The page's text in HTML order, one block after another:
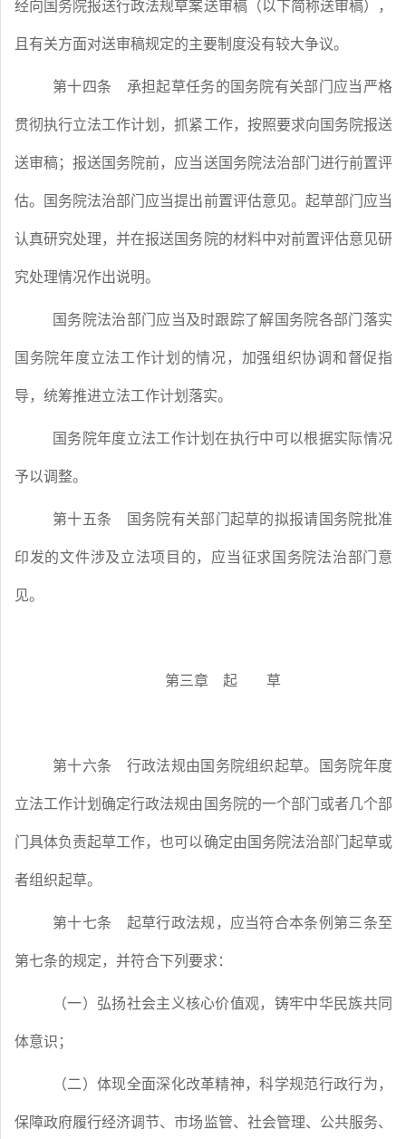
经向国务院报送行政法规草案送审稿（以下简称送审稿），
且有关方面对送审稿规定的主要制度没有较大争议。
第十四条 承担起草任务的国务院有关部门应当严格
贯彻执行立法工作计划，抓紧工作，按照要求向国务院报送
送审稿；报送国务院前，应当送国务院法治部门进行前置评
估。国务院法治部门应当提出前置评估意见。起草部门应当
认真研究处理，并在报送国务院的材料中对前置评估意见研
究处理情况作出说明。
国务院法治部门应当及时跟踪了解国务院各部门落实
国务院年度立法工作计划的情况，加强组织协调和督促指
导，统筹推进立法工作计划落实。
国务院年度立法工作计划在执行中可以根据实际情况
予以调整。
第十五条 国务院有关部门起草的拟报请国务院批准
印发的文件涉及立法项目的，应当征求国务院法治部门意
见。
第三章 起 草
第十六条 行政法规由国务院组织起草。国务院年度
立法工作计划确定行政法规由国务院的一个部门或者几个部
门具体负责起草工作，也可以确定由国务院法治部门起草或
者组织起草。
第十七条 起草行政法规，应当符合本条例第三条至
第七条的规定，并符合下列要求：
（一）弘扬社会主义核心价值观，铸牢中华民族共同
体意识；
（二）体现全面深化改革精神，科学规范行政行为，
保障政府履行经济调节、市场监管、社会管理、公共服务、